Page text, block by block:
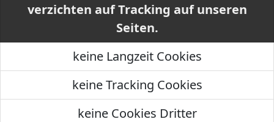
verzichten auf Tracking auf unseren
Seiten.
keine Langzeit Cookies
keine Tracking Cookies
keine Cookies Dritter